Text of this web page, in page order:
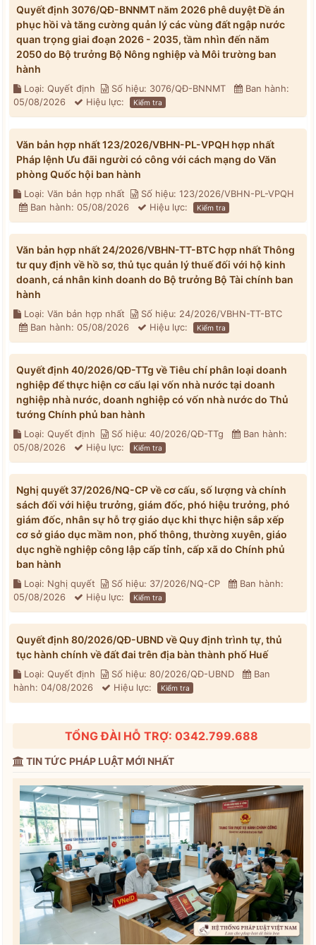
Quyết định 3076/QĐ-BNNMT năm 2026 phê duyệt Đề án
phục hồi và tăng cường quản lý các vùng đất ngập nước
quan trọng giai đoạn 2026 - 2035, tầm nhìn đến năm
2050 do Bộ trưởng Bộ Nông nghiệp và Môi trường ban
hành
Loại: Quyết định Số hiệu: 3076/QĐ-BNNMT
Ban hành:
05/08/2026
Hiệu lực: Kiểm tra
Văn bản hợp nhất 123/2026/VBHN-PL-VPQH hợp nhất
Pháp lệnh Ưu đãi người có công với cách mạng do Văn
phòng Quốc hội ban hành
Loại: Văn bản hợp nhất
Số hiệu: 123/2026/VBHN-PL-VPQH
Ban hành: 05/08/2026
Hiệu lực: Kiểm tra
Văn bản hợp nhất 24/2026/VBHN-TT-BTC hợp nhất Thông
tư quy định về hồ sơ, thủ tục quản lý thuế đối với hộ kinh
doanh, cá nhân kinh doanh do Bộ trưởng Bộ Tài chính ban
hành
Loại: Văn bản hợp nhất
Số hiệu: 24/2026/VBHN-TT-BTC
Ban hành: 05/08/2026
Hiệu lực: Kiểm tra
Quyết định 40/2026/QĐ-TTg về Tiêu chí phân loại doanh
nghiệp để thực hiện cơ cấu lại vốn nhà nước tại doanh
nghiệp nhà nước, doanh nghiệp có vốn nhà nước do Thủ
tướng Chính phủ ban hành
Loại: Quyết định Số hiệu: 40/2026/QĐ-TTg
Ban hành:
05/08/2026
Hiệu lực: Kiểm tra
Nghị quyết 37/2026/NQ-CP về cơ cấu, số lượng và chính
sách đối với hiệu trưởng, giám đốc, phó hiệu trưởng, phó
giám đốc, nhân sự hỗ trợ giáo dục khi thực hiện sắp xếp
cơ sở giáo dục mầm non, phổ thông, thường xuyên, giáo
dục nghề nghiệp công lập cấp tỉnh, cấp xã do Chính phủ
ban hành
Loại: Nghị quyết Số hiệu: 37/2026/NQ-CP
Ban hành:
05/08/2026
Hiệu lực: Kiểm tra
Quyết định 80/2026/QĐ-UBND về Quy định trình tự, thủ
tục hành chính về đất đai trên địa bàn thành phố Huế
Loại: Quyết định Số hiệu: 80/2026/QĐ-UBND
Ban
hành: 04/08/2026
Hiệu lực: Kiểm tra
TỔNG ĐÀI HỖ TRỢ: 0342.799.688
TIN TỨC PHÁP LUẬT MỚI NHẤT